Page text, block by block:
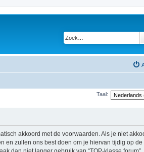
Taal:
akkoord met de voorwaarden. Als je niet
en zullen ons best doen om je hiervan tijdig op de